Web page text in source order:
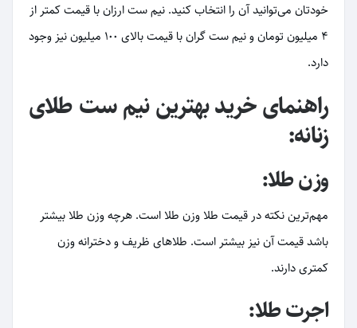
خودتان می‌توانید آن را انتخاب کنید. نیم ست ارزان با قیمت کمتر از
4 میلیون تومان و نیم ست گران با قیمت بالای 100 میلیون نیز وجود
دارد.
راهنمای خرید بهترین نیم ست طلای
زنانه:
وزن طلا:
مهم‌ترین نکته در قیمت طلا وزن طلا است. هرچه وزن طلا بیشتر
باشد قیمت آن نیز بیشتر است. طلاهای ظریف و دخترانه وزن
کمتری دارند.
اجرت طلا: